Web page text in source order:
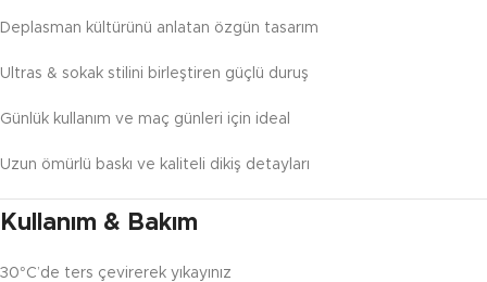
Deplasman kültürünü anlatan özgün tasarım
Ultras & sokak stilini birleştiren güçlü duruş
Günlük kullanım ve maç günleri için ideal
Uzun ömürlü baskı ve kaliteli dikiş detayları
Kullanım & Bakım
30°C’de ters çevirerek yıkayınız